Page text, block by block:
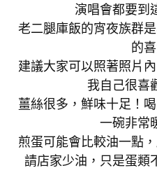
演唱會都要到
老二腿庫飯的宵夜族群
的喜
建議大家可以照著照片
我自己很喜
薑絲很多，鮮味十足！
一碗非常
煎蛋可能會比較油一點
請店家少油，只是蛋類